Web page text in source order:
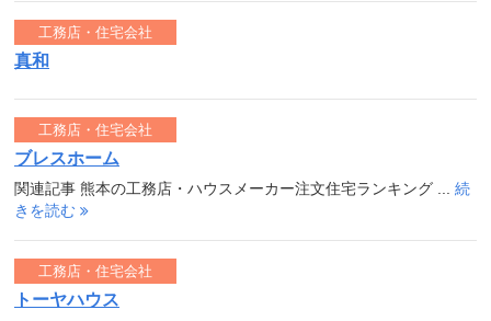
真和
工務店・住宅会社
ブレスホーム
関連記事 熊本の工務店・ハウスメーカー注文住宅ランキング ... 続
きを読む
工務店・住宅会社
トーヤハウス
工務店・住宅会社